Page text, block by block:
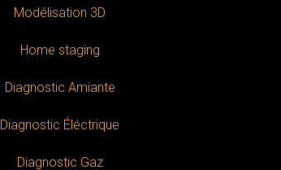
Modélisation 3D
Home staging
Diagnostic Amiante
Diagnostic Éléctrique
Diagnostic Gaz